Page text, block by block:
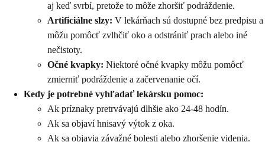
aj keď svrbí, pretože to môže zhoršiť podráždenie.
Artificiálne slzy: V lekárňach sú dostupné bez predpisu a
môžu pomôcť zvlhčiť oko a odstrániť prach alebo iné
nečistoty.
Očné kvapky: Niektoré očné kvapky môžu pomôcť
zmierniť podráždenie a začervenanie očí.
Kedy je potrebné vyhľadať lekársku pomoc:
Ak príznaky pretrvávajú dlhšie ako 24-48 hodín.
Ak sa objaví hnisavý výtok z oka.
Ak sa objavia závažné bolesti alebo zhoršenie videnia.